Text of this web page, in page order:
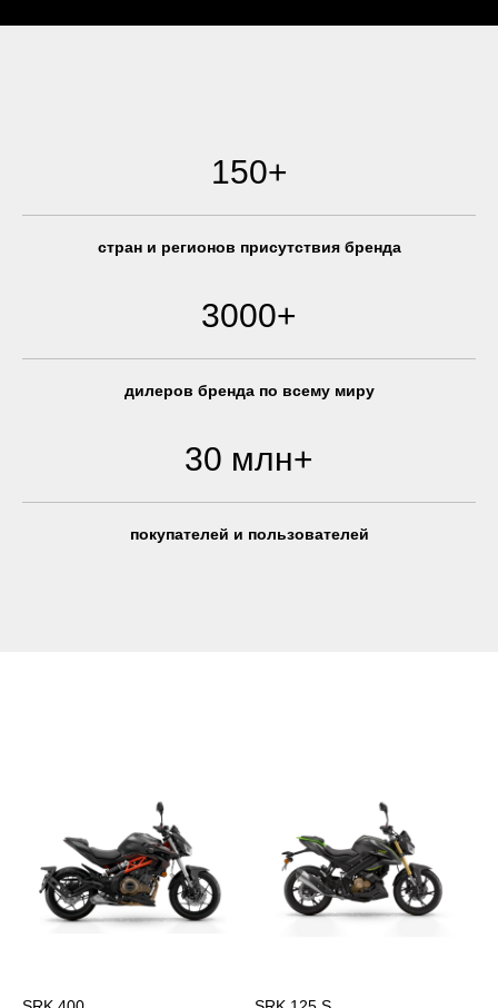
150+
стран и регионов присутствия бренда
3000+
дилеров бренда по всему миру
30 млн+
покупателей и пользователей